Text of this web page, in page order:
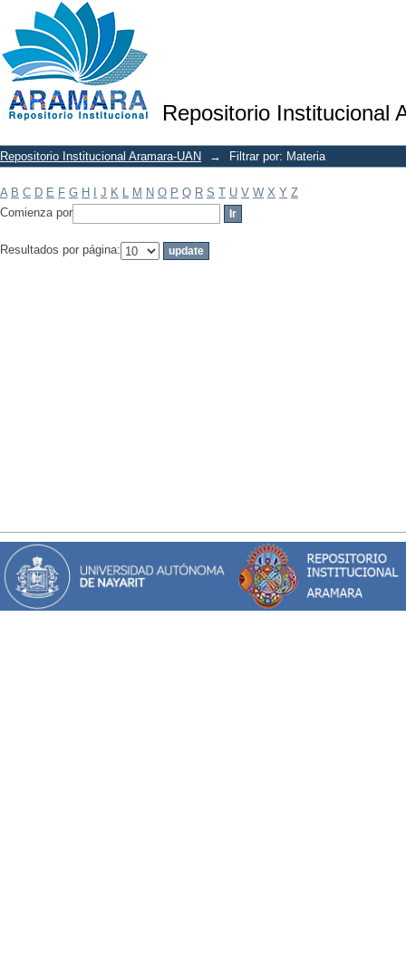
Repositorio Institucional
Filtrar por: Materia
Repositorio Institucional Aramara-UAN → Filtrar por: Materia
A B C D E F G H J K L M N O P Q R S T U V W X Y Z
Comienza por
Resultados por página: